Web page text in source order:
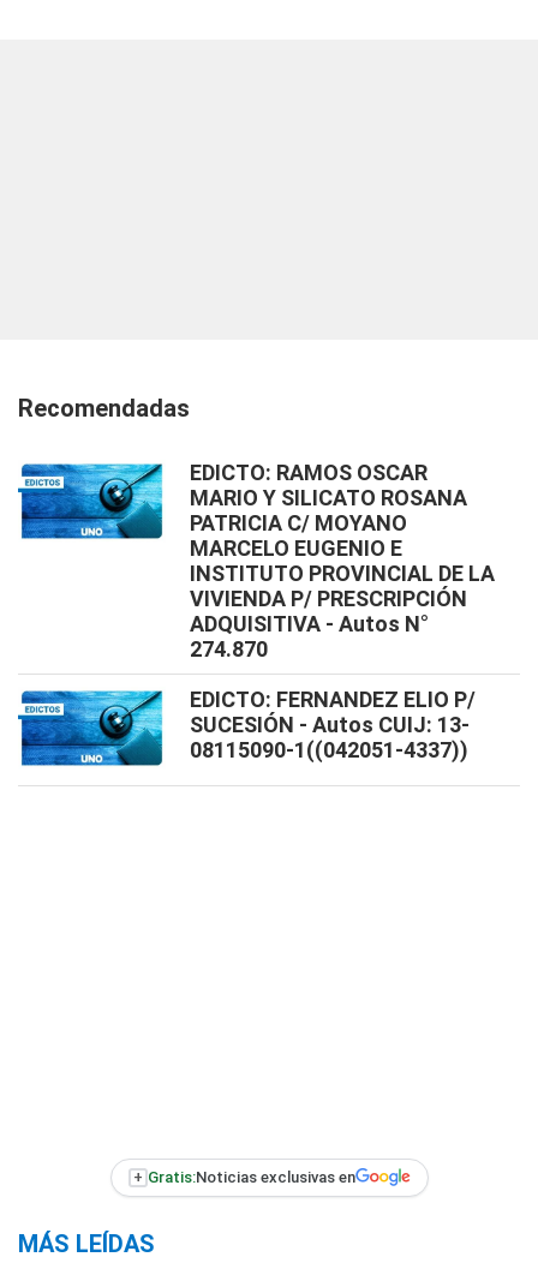
Recomendadas
EDICTO: RAMOS OSCAR
MARIO Y SILICATO ROSANA
PATRICIA C/ MOYANO
MARCELO EUGENIO E
INSTITUTO PROVINCIAL DE LA
VIVIENDA P/ PRESCRIPCIÓN
ADQUISITIVA - Autos N°
274.870
EDICTO: FERNANDEZ ELIO P/
SUCESIÓN - Autos CUIJ: 13-
08115090-1((042051-4337))
+ Gratis:Noticias exclusivas en
MÁS LEÍDAS